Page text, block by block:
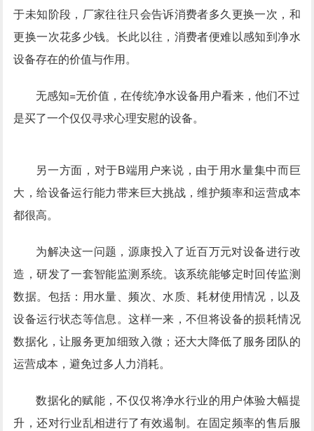
于未知阶段，厂家往往只会告诉消费者多久更换一次，和
更换一次花多少钱。长此以往，消费者便难以感知到净水
设备存在的价值与作用。
无感知=无价值，在传统净水设备用户看来，他们不过
是买了一个仅仅寻求心理安慰的设备。
另一方面，对于B端用户来说，由于用水量集中而巨
大，给设备运行能力带来巨大挑战，维护频率和运营成本
都很高。
为解决这一问题，源康投入了近百万元对设备进行改
造，研发了一套智能监测系统。该系统能够定时回传监测
数据。包括：用水量、频次、水质、耗材使用情况，以及
设备运行状态等信息。这样一来，不但将设备的损耗情况
数据化，让服务更加细致入微；还大大降低了服务团队的
运营成本，避免过多人力消耗。
数据化的赋能，不仅仅将净水行业的用户体验大幅提
升，还对行业乱相进行了有效遏制。在固定频率的售后服